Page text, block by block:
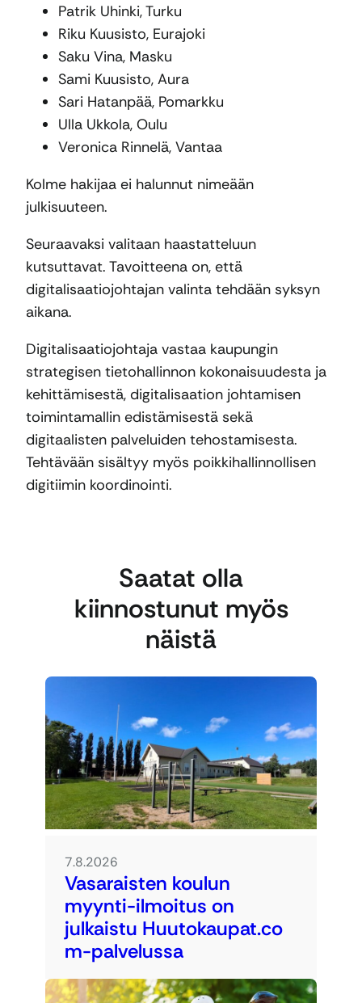
Patrik Uhinki, Turku
Riku Kuusisto, Eurajoki
Saku Vina, Masku
Sami Kuusisto, Aura
Sari Hatanpää, Pomarkku
Ulla Ukkola, Oulu
Veronica Rinnelä, Vantaa
Kolme hakijaa ei halunnut nimeään
julkisuuteen.
Seuraavaksi valitaan haastatteluun
kutsuttavat. Tavoitteena on, että
digitalisaatiojohtajan valinta tehdään syksyn
aikana.
Digitalisaatiojohtaja vastaa kaupungin
strategisen tietohallinnon kokonaisuudesta ja
kehittämisestä, digitalisaation johtamisen
toimintamallin edistämisestä sekä
digitaalisten palveluiden tehostamisesta.
Tehtävään sisältyy myös poikkihallinnollisen
digitiimin koordinointi.
Saatat olla
kiinnostunut myös
näistä
7.8.2026
Vasaraisten koulun
myynti-ilmoitus on
julkaistu Huutokaupat.co
m-palvelussa